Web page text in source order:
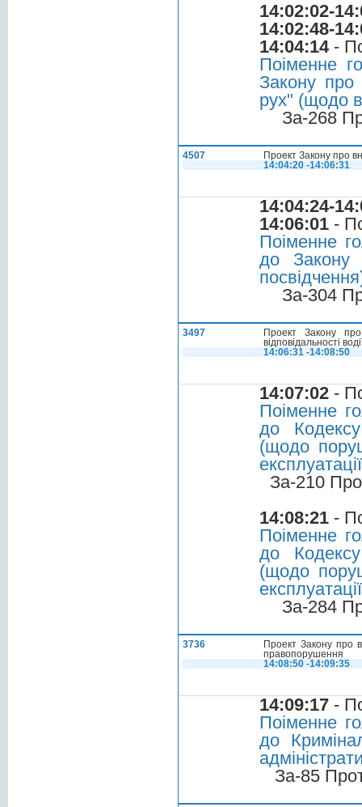
14:02:02-
14:02:48-
14:04:14-
Поіменне
Закону про
рух" (щодо
За-268
4507
Проект Закону про
14:04:20 -14:06:31
14:04:24-
14:06:01 -
Поіменне
до Закону
За-304
3497
Проект Закону
відповідальності
14:06:31 -14:08:50
14:07:02 -
Поіменне
до
(щодо
За-210
14:08:21 -
Поіменне
до
(щодо
За-284
3736
Проект Закону про
правопорушення
14:08:50 -14:09:35
14:09:17 -
Поіменне
до
За-85